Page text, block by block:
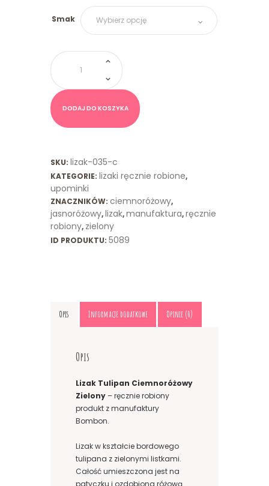
Smak
ilość
Lizak
Tulipan
Ciemnoróżowy
Zielony
DODAJ DO KOSZYKA
SKU: lizak-035-c
KATEGORIE: lizaki ręcznie robione,
upominki
ZNACZNIKÓW: ciemnoróżowy,
jasnoróżowy,lizak,manufaktura,ręcznie
robiony, zielony
ID PRODUKTU: 5089
Opis Informacje dodatkowe Opinie (0)
Opis
Lizak Tulipan Ciemnoróżowy
Zielony – ręcznie robiony
produkt z manufaktury
Bombon.
Lizak w kształcie bordowego
tulipana z zielonymi listkami.
Całość umieszczona jest na
patyczku i ozdobiona różową